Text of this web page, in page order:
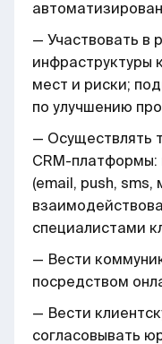
— Участвовать в
инфраструктуры
мест и риски;
по улучшению
— Осуществлять
CRM-платформы:
(email, push,
специалистами
— Вести
посредством
— Вести
согласовывать